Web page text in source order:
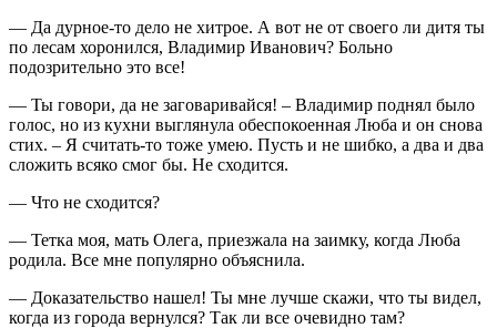
— Да дурное-то дело не хитрое. А вот не от своего ли дитя ты
по лесам хоронился, Владимир Иванович? Больно
подозрительно это все!
— Ты говори, да не заговаривайся! – Владимир поднял было
голос, но из кухни выглянула обеспокоенная Люба и он снова
стих. – Я считать-то тоже умею. Пусть и не шибко, а два и два
сложить всяко смог бы. Не сходится.
— Что не сходится?
— Тетка моя, мать Олега, приезжала на заимку, когда Люба
родила. Все мне популярно объяснила.
— Доказательство нашел! Ты мне лучше скажи, что ты видел,
когда из города вернулся? Так ли все очевидно там?